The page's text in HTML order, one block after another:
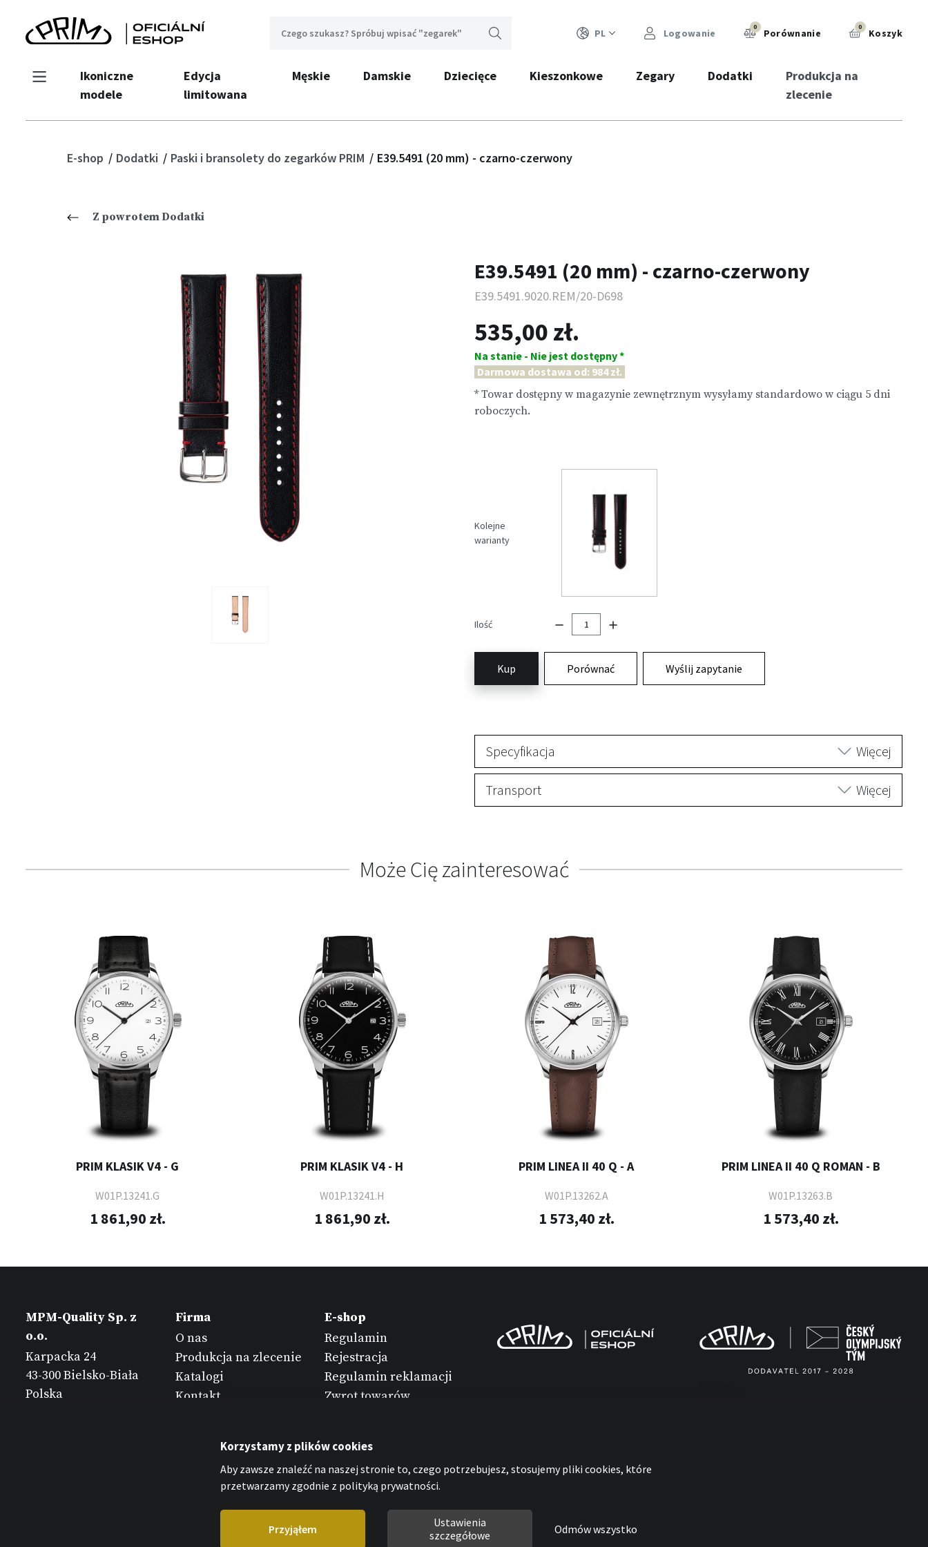
PL Logowanie 0 Porównanie 0 Koszyk
Ikoniczne
modele
Edycja
limitowana
Męskie Damskie Dziecięce Kieszonkowe Zegary Dodatki
Produkcja na
zlecenie
E-shop Dodatki Paski i bransolety do zegarków PRIM E39.5491 (20 mm) - czarno-czerwony
Z powrotem Dodatki
E39.5491 (20 mm) - czarno-czerwony
E39.5491.9020.REM/20-D698
535,00 zł.
Na stanie - Nie jest dostępny *
Darmowa dostawa od: 984 zł.
* Towar dostępny w magazynie zewnętrznym wysyłamy standardowo w ciągu 5 dni
roboczych.
Kolejne
warianty
Ilość
Kup Porównać Wyślij zapytanie
Specyfikacja Więcej
Transport Więcej
Może Cię zainteresować
PRIM KLASIK V4 - G
W01P.13241.G
1 861,90 zł.
PRIM KLASIK V4 - H
W01P.13241.H
1 861,90 zł.
PRIM LINEA II 40 Q - A
W01P.13262.A
1 573,40 zł.
PRIM LINEA II 40 Q ROMAN - B
W01P.13263.B
1 573,40 zł.
MPM-Quality Sp. z
o.o.
Karpacka 24
43-300 Bielsko-Biała
Polska
Firma
O nas
Produkcja na zlecenie
Katalogi
Kontakt
E-shop
Regulamin
Rejestracja
Regulamin reklamacji
Zwrot towarów
Ochrona danych
osobowych
Oświadczenie o
plikach cookies
Korzystamy z plików cookies
Aby zawsze znaleźć na naszej stronie to, czego potrzebujesz, stosujemy pliki cookies, które
przetwarzamy zgodnie z polityką prywatności.
Przyjąłem
Ustawienia
szczegółowe
Odmów wszystko